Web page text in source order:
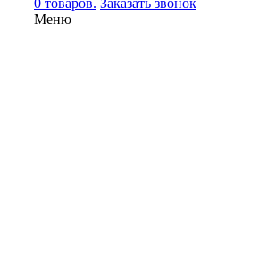
0 товаров. Заказать звонок
Меню